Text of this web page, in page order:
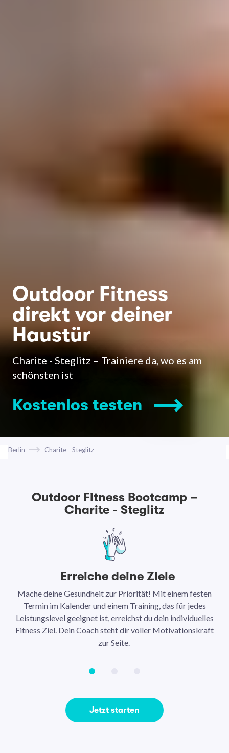
Outdoor Fitness
direkt vor deiner
Haustür
Charite - Steglitz – Trainiere da, wo es am
schönsten ist
Kostenlos testen
Berlin Charite - Steglitz
Outdoor Fitness Bootcamp –
Charite - Steglitz
Erreiche deine Ziele
Mache deine Gesundheit zur Priorität! Mit einem festen
Termin im Kalender und einem Training, das für jedes
Leistungslevel geeignet ist, erreichst du dein individuelles
Fitness Ziel. Dein Coach steht dir voller Motivationskraft
zur Seite.
Jetzt starten